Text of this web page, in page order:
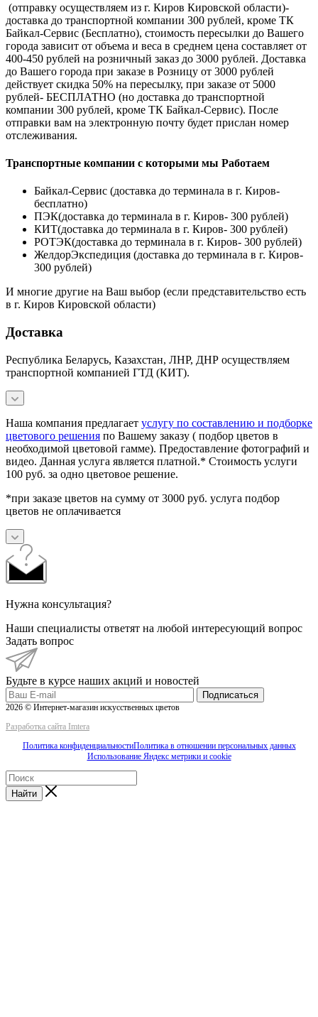
(отправку осуществляем из г. Киров Кировской области)-
доставка до транспортной компании 300 рублей, кроме ТК
Байкал-Сервис (Бесплатно), стоимость пересылки до Вашего
города зависит от объема и веса в среднем цена составляет от
400-450 рублей на розничный заказ до 3000 рублей. Доставка
до Вашего города при заказе в Розницу от 3000 рублей
действует скидка 50% на пересылку, при заказе от 5000
рублей- БЕСПЛАТНО (но доставка до транспортной
компании 300 рублей, кроме ТК Байкал-Сервис). После
отправки вам на электронную почту будет прислан номер
отслеживания.
Транспортные компании с которыми мы Работаем
Байкал-Сервис (доставка до терминала в г. Киров-
бесплатно)
ПЭК(доставка до терминала в г. Киров- 300 рублей)
КИТ(доставка до терминала в г. Киров- 300 рублей)
РОТЭК(доставка до терминала в г. Киров- 300 рублей)
ЖелдорЭкспедиция (доставка до терминала в г. Киров-
300 рублей)
И многие другие на Ваш выбор (если представительство есть
в г. Киров Кировской области)
Доставка
Республика Беларусь, Казахстан, ЛНР, ДНР осуществляем
транспортной компанией ГТД (КИТ).
Наша компания предлагает услугу по составлению и подборке
цветового решения по Вашему заказу ( подбор цветов в
необходимой цветовой гамме). Предоставление фотографий и
видео. Данная услуга является платной.* Стоимость услуги
100 руб. за одно цветовое решение.
*при заказе цветов на сумму от 3000 руб. услуга подбор
цветов не оплачивается
Нужна консультация?
Наши специалисты ответят на любой интересующий вопрос
Задать вопрос
Будьте в курсе наших акций и новостей
Подписаться
2026 © Интернет-магазин искусственных цветов
Разработка сайта Imtera
Политика конфиденциальностиПолитика в отношении персональных данных
Использование Яндекс метрики и cookie
Найти